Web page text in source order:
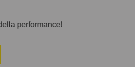
performance!